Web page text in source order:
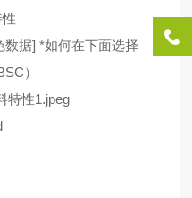
据] *如何在下面选择
）